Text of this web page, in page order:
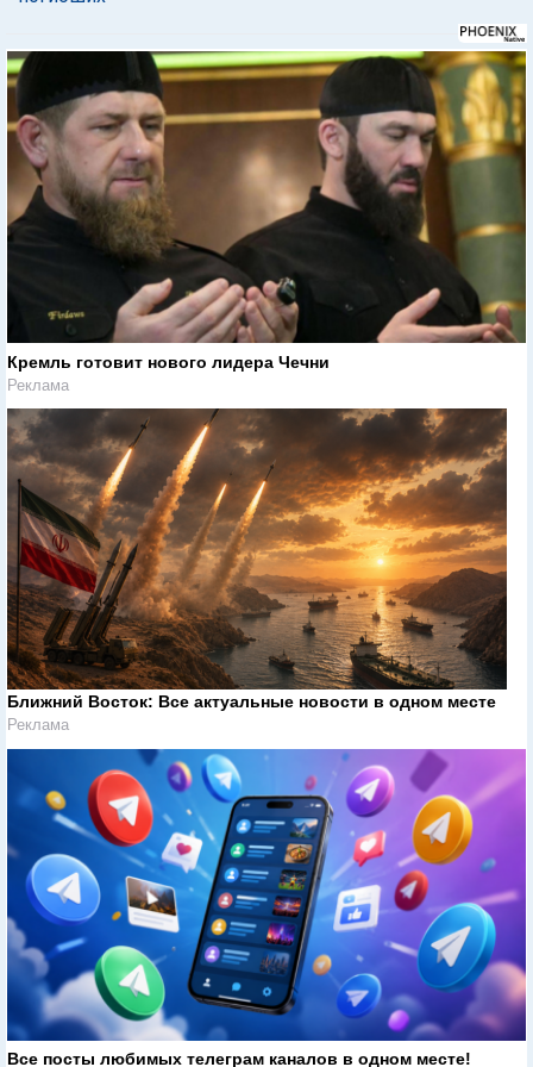
Кремль готовит нового лидера Чечни
Реклама
Ближний Восток: Все актуальные новости в одном месте
Реклама
Все посты любимых телеграм каналов в одном месте!